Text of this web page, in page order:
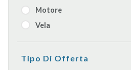
Motore
Vela
Tipo Di Offerta